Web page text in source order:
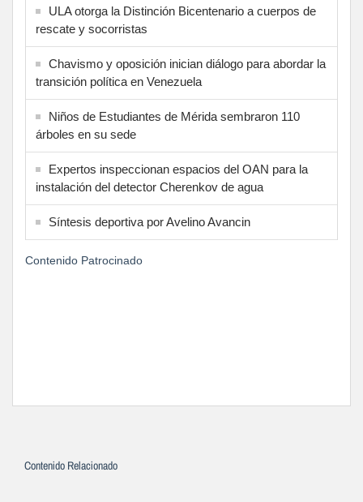
ULA otorga la Distinción Bicentenario a cuerpos de
rescate y socorristas
Chavismo y oposición inician diálogo para abordar la
transición política en Venezuela
Niños de Estudiantes de Mérida sembraron 110
árboles en su sede
Expertos inspeccionan espacios del OAN para la
instalación del detector Cherenkov de agua
Síntesis deportiva por Avelino Avancin
Contenido Patrocinado
Contenido Relacionado